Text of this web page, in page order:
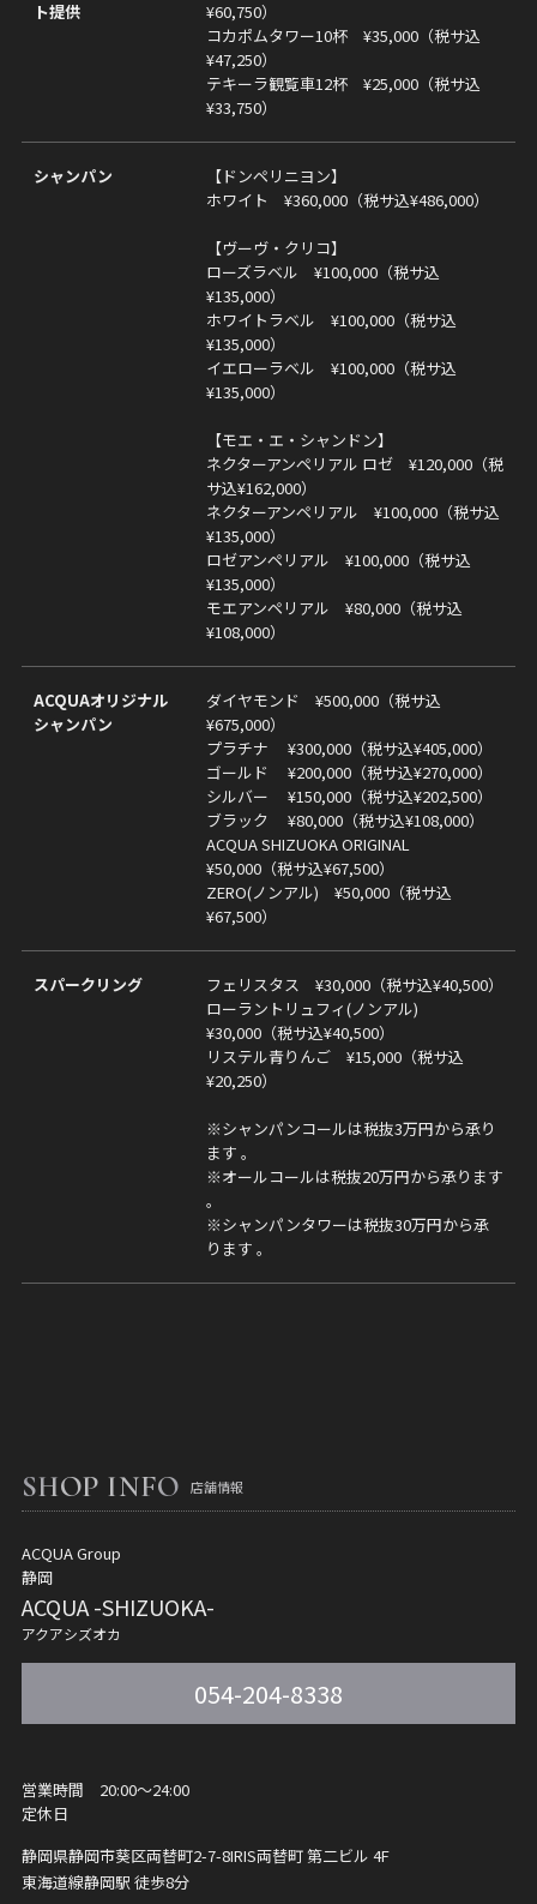
ト提供
¥60,750）
コカポムタワー10杯 ¥35,000（税サ込
¥47,250）
テキーラ観覧車12杯 ¥25,000（税サ込
¥33,750）
シャンパン
【ドンペリニヨン】
ホワイト ¥360,000（税サ込¥486,000）
【ヴーヴ・クリコ】
ローズラベル ¥100,000（税サ込
¥135,000）
ホワイトラベル ¥100,000（税サ込
¥135,000）
イエローラベル ¥100,000（税サ込
¥135,000）
【モエ・エ・シャンドン】
ネクターアンペリアル ロゼ ¥120,000（税
サ込¥162,000）
ネクターアンペリアル ¥100,000（税サ込
¥135,000）
ロゼアンペリアル ¥100,000（税サ込
¥135,000）
モエアンペリアル ¥80,000（税サ込
¥108,000）
ACQUAオリジナル
シャンパン
ダイヤモンド ¥500,000（税サ込
¥675,000）
プラチナ ¥300,000（税サ込¥405,000）
ゴールド ¥200,000（税サ込¥270,000）
シルバー ¥150,000（税サ込¥202,500）
ブラック ¥80,000（税サ込¥108,000）
ACQUA SHIZUOKA ORIGINAL
¥50,000（税サ込¥67,500）
ZERO(ノンアル) ¥50,000（税サ込
¥67,500）
スパークリング
フェリスタス ¥30,000（税サ込¥40,500）
ローラントリュフィ(ノンアル)
¥30,000（税サ込¥40,500）
リステル青りんご ¥15,000（税サ込
¥20,250）
※シャンパンコールは税抜3万円から承り
ます 。
※オールコールは税抜20万円から承ります
。
※シャンパンタワーは税抜30万円から承
ります 。
SHOP INFO 店舗情報
ACQUA Group
静岡
ACQUA -SHIZUOKA-
アクアシズオカ
054-204-8338
営業時間 20:00〜24:00
定休日
静岡県静岡市葵区両替町2-7-8IRIS両替町 第二ビル 4F
東海道線静岡駅 徒歩8分